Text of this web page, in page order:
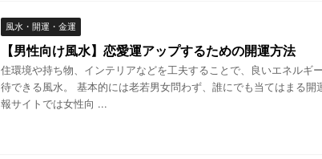
風水・開運・金運
【男性向け風水】恋愛運アップするための開運方法
住環境や持ち物、インテリアなどを工夫することで、良いエネルギ
待できる風水。 基本的には老若男女問わず、誰にでも当てはまる開
報サイトでは女性向 ...